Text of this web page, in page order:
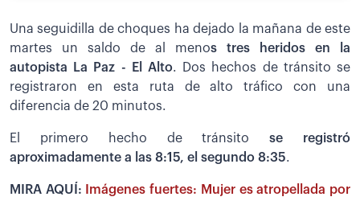
Una seguidilla de choques ha dejado la mañana de este
martes un saldo de al menos tres heridos en la
autopista La Paz - El Alto. Dos hechos de tránsito se
registraron en esta ruta de alto tráfico con una
diferencia de 20 minutos.
El primero hecho de tránsitose registró
aproximadamente a las 8:15, el segundo 8:35.
MIRA AQUÍ:
Imágenes fuertes: Mujer es atropellada por